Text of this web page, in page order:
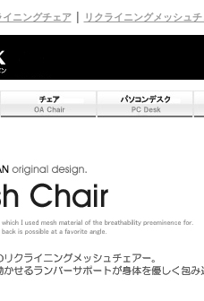
イニングチェア│ リクライニングメッシュチ